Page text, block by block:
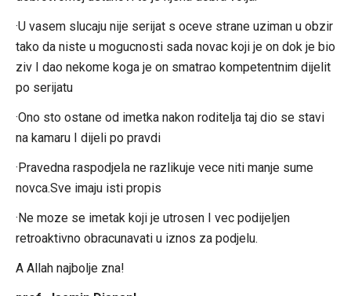
·U vasem slucaju nije serijat s oceve strane uziman u obzir
tako da niste u mogucnosti sada novac koji je on dok je bio
ziv I dao nekome koga je on smatrao kompetentnim dijelit
po serijatu
·Ono sto ostane od imetka nakon roditelja taj dio se stavi
na kamaru I dijeli po pravdi
·Pravedna raspodjela ne razlikuje vece niti manje sume
novca.Sve imaju isti propis
·Ne moze se imetak koji je utrosen I vec podijeljen
retroaktivno obracunavati u iznos za podjelu.
A Allah najbolje zna!